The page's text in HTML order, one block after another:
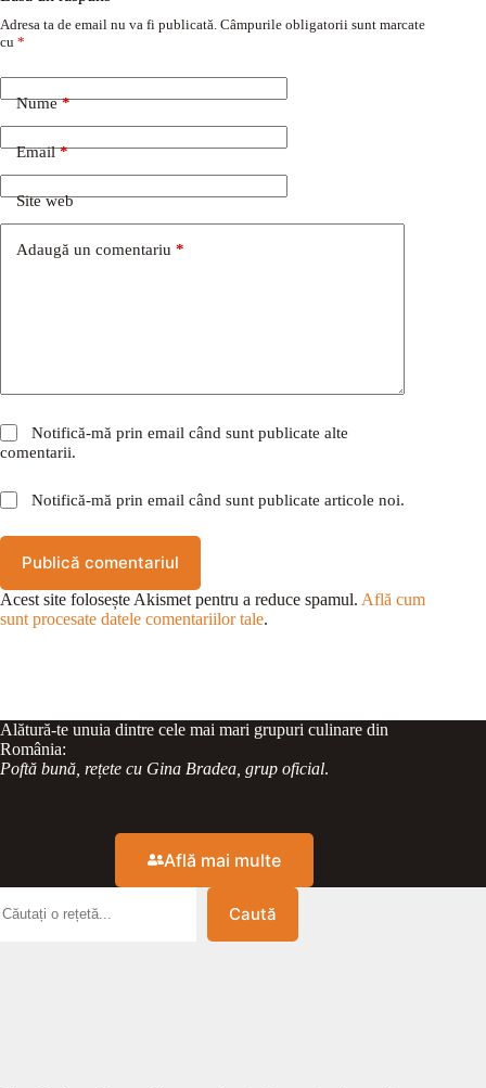
Adresa ta de email nu va fi publicată. Câmpurile obligatorii sunt marcate
cu *
Nume*
Email*
Site web
Adaugă un comentariu *
Notifică-mă prin email când sunt publicate alte
comentarii.
Notifică-mă prin email când sunt publicate articole noi.
Publică comentariul
Acest site folosește Akismet pentru a reduce spamul. Află cum
sunt procesate datele comentariilor tale.
Alătură-te unuia dintre cele mai mari grupuri culinare din
România:
Poftă bună, rețete cu Gina Bradea, grup oficial.
Află mai multe
Caută